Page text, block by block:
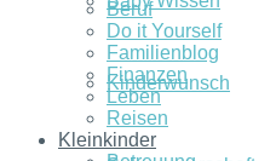
Kinderwunsch
Beruf
Do it Yourself
Familienblog
Finanzen
Leben
Reisen
Kleinkinder